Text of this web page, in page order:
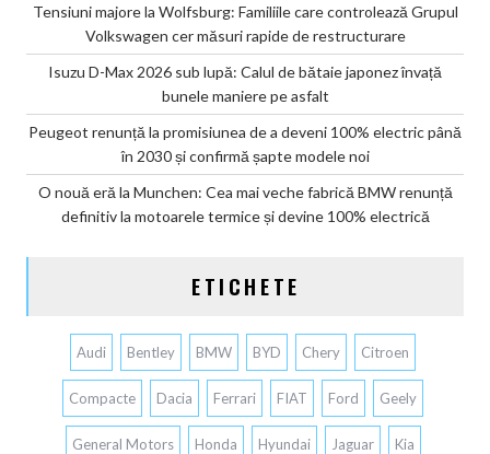
Tensiuni majore la Wolfsburg: Familiile care controlează Grupul
Volkswagen cer măsuri rapide de restructurare
Isuzu D-Max 2026 sub lupă: Calul de bătaie japonez învață
bunele maniere pe asfalt
Peugeot renunță la promisiunea de a deveni 100% electric până
în 2030 și confirmă șapte modele noi
O nouă eră la Munchen: Cea mai veche fabrică BMW renunță
definitiv la motoarele termice și devine 100% electrică
ETICHETE
Audi Bentley BMW BYD Chery Citroen
Compacte Dacia Ferrari FIAT Ford Geely
General Motors Honda Hyundai Jaguar Kia